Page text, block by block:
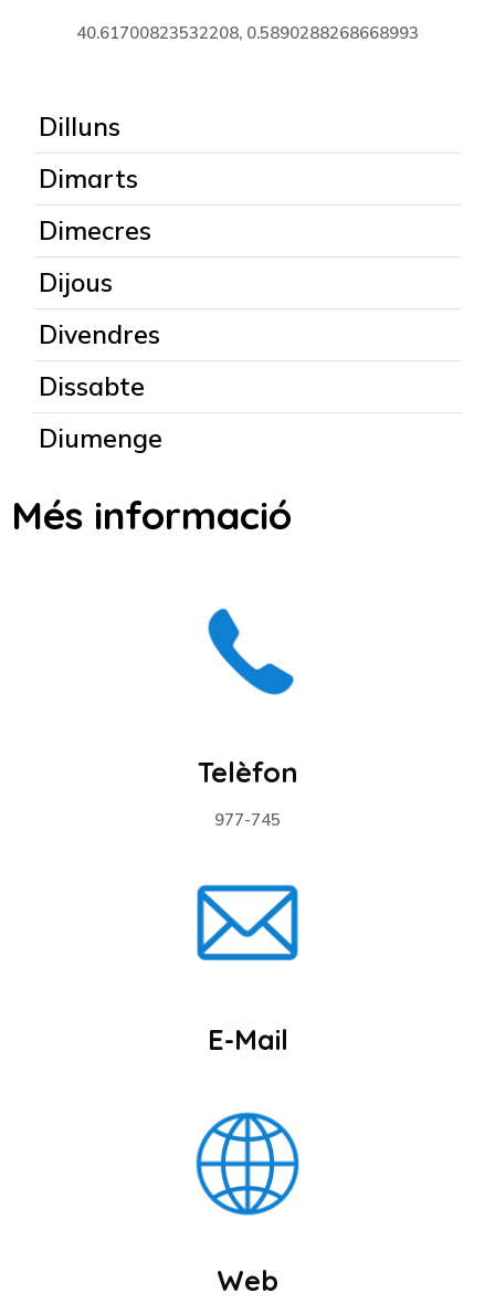
40.61700823532208, 0.5890288268668993
Dilluns
Dimarts
Dimecres
Dijous
Divendres
Dissabte
Diumenge
Més informació
Telèfon
977-745
E-Mail
Web